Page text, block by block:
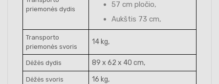
priemonės dydis
57 cm pločio,
Aukštis 73 cm,
Transporto
priemonės svoris
14 kg,
Dėžės dydis 89 x 62 x 40 cm,
Dėžės svoris 16 kg,